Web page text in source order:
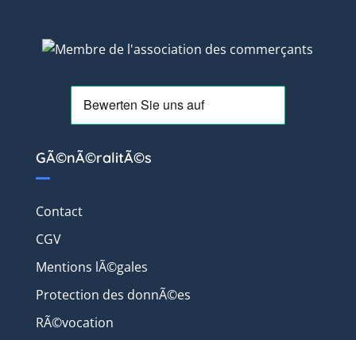
GÃ©nÃ©ralitÃ©s
Contact
CGV
Mentions lÃ©gales
Protection des donnÃ©es
RÃ©vocation